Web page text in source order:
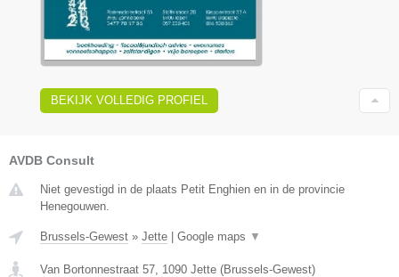
BEKIJK VOLLEDIG PROFIEL
AVDB Consult
Niet gevestigd in de plaats Petit Enghien en in de provincie
Henegouwen.
Brussels-Gewest » Jette | Google maps ▼
Van Bortonnestraat 57 1090 Jette (Brussels-Gewest)